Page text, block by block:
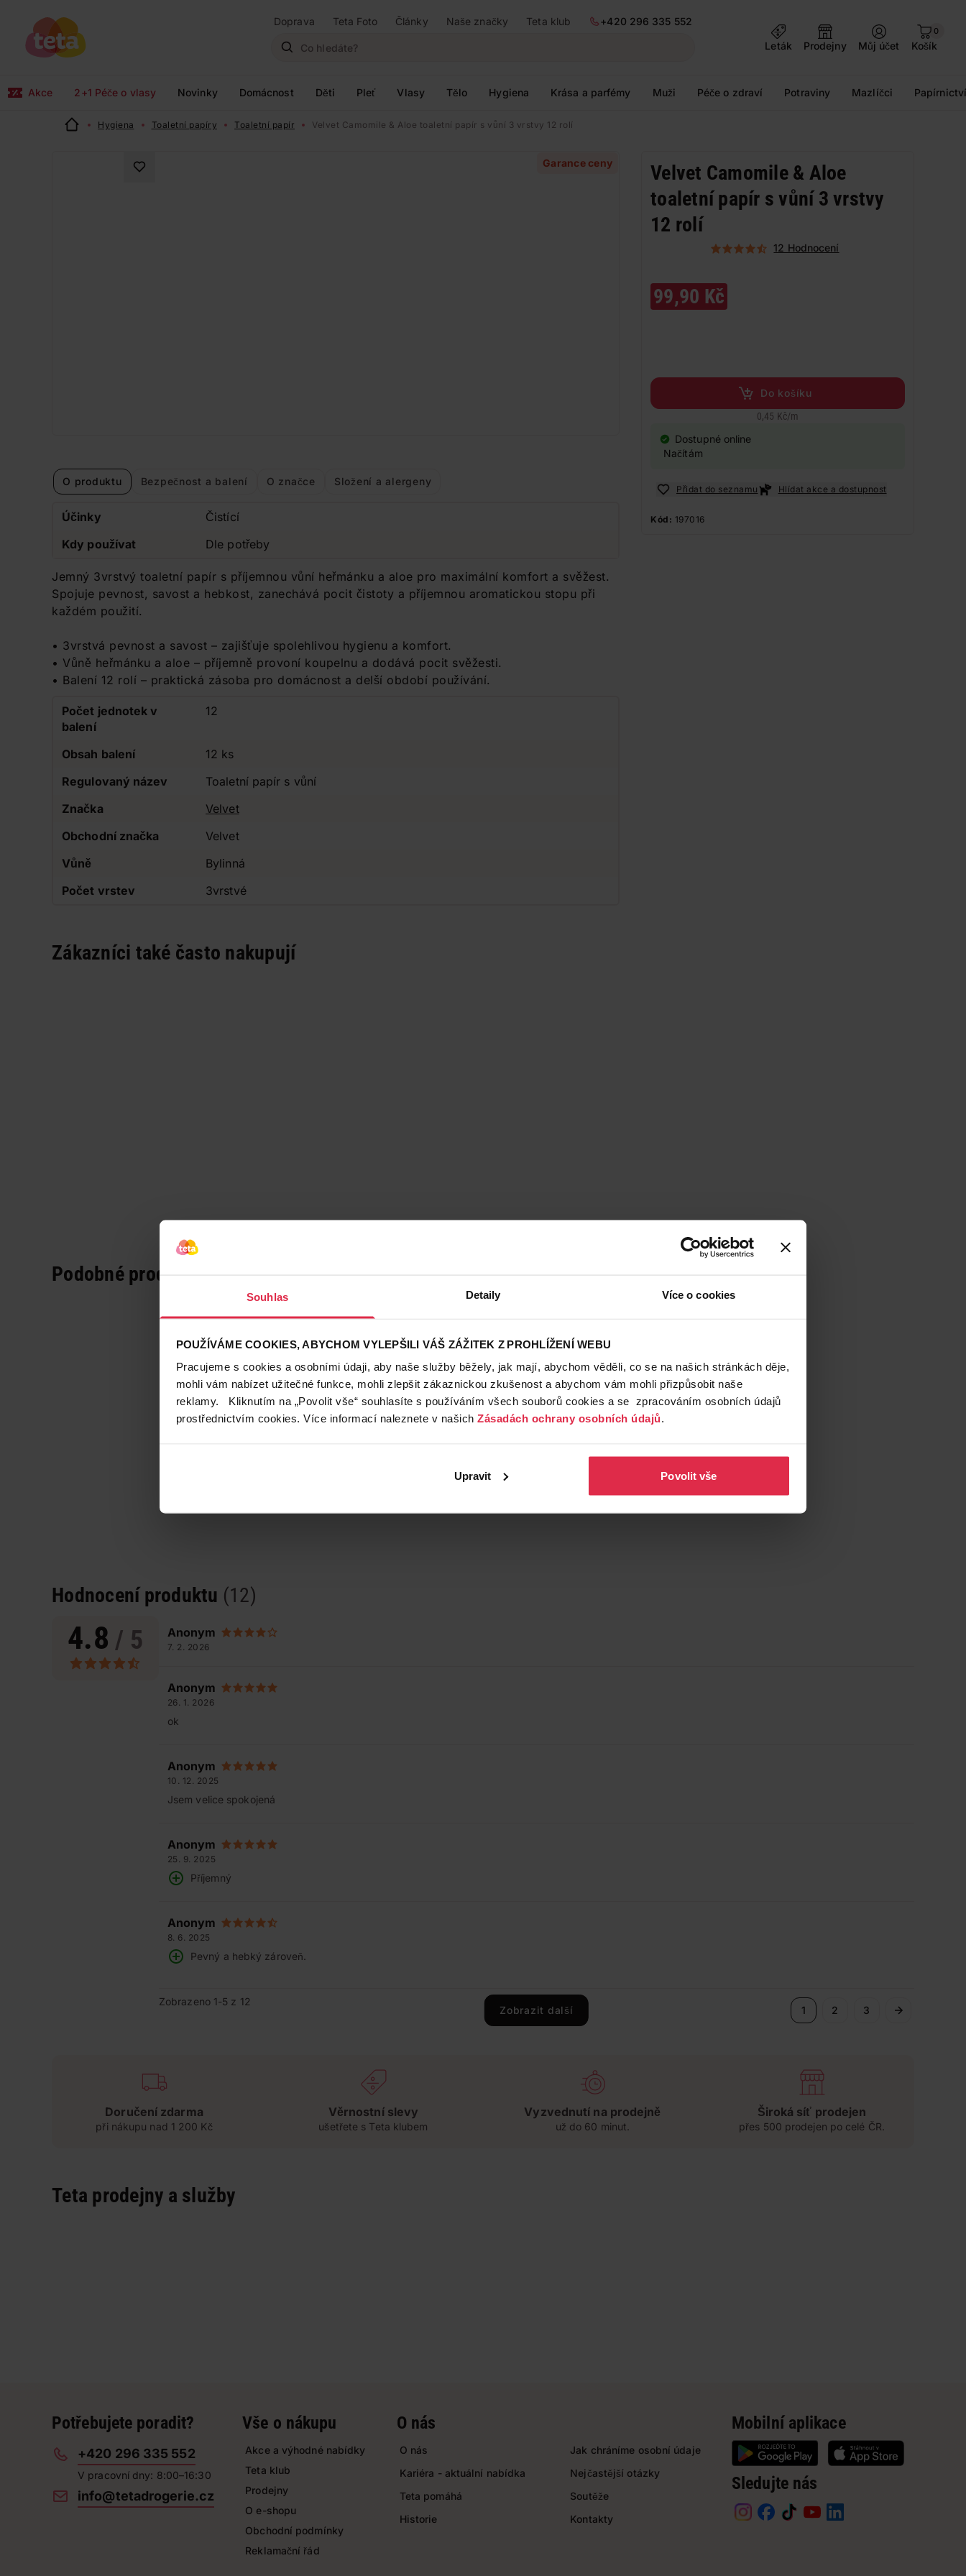
Souhlas Detaily Více o cookies
POUŽÍVÁME COOKIES, ABYCHOM VYLEPŠILI VÁŠ ZÁŽITEK Z PROHLÍŽENÍ WEBU
Pracujeme s cookies a osobními údaji, aby naše služby běžely, jak mají, abychom věděli, co se na našich stránkách děje,
mohli vám nabízet užitečné funkce, mohli zlepšit zákaznickou zkušenost a abychom vám mohli přizpůsobit naše
reklamy. Kliknutím na „Povolit vše“ souhlasíte s používáním všech souborů cookies a se zpracováním osobních údajů
prostřednictvím cookies. Více informací naleznete v našich Zásadách ochrany osobních údajů.
Upravit Povolit vše
Doprava Teta Foto Články Naše značky Teta klub
+420 296 335 552
Leták
Prodejny Můj účet
0
Košík
Akce 2+1 Péče o vlasy Novinky Domácnost Děti Pleť Vlasy Tělo Hygiena Krása a parfémy Muži Péče o zdraví Potraviny Mazlíčci
Hygiena Toaletní papíry Toaletní papír Velvet Camomile & Aloe toaletní papír s vůní 3 vrstvy 12 rolí
Garance ceny
O produktu Bezpečnost a balení O značce Složení a alergeny
Účinky
Čistící
Kdy používat
Dle potřeby
Jemný 3vrstvý toaletní papír s příjemnou vůní heřmánku a aloe pro maximální komfort a svěžest.
Spojuje pevnost, savost a hebkost, zanechává pocit čistoty a příjemnou aromatickou stopu při
každém použití.
• 3vrstvá pevnost a savost – zajišťuje spolehlivou hygienu a komfort.
• Vůně heřmánku a aloe – příjemně provoní koupelnu a dodává pocit svěžesti.
• Balení 12 rolí – praktická zásoba pro domácnost a delší období používání.
Počet jednotek v
balení
12
Obsah balení
12 ks
Regulovaný název
Toaletní papír s vůní
Značka
Velvet
Obchodní značka
Velvet
Vůně
Bylinná
Počet vrstev
3vrstvé
Velvet Camomile & Aloe
toaletní papír s vůní 3 vrstvy
12 rolí
12 Hodnocení
99,90 Kč
Do košíku
0,45 Kč/m
Dostupné online
Načítám
Přidat do seznamu Hlídat akce a dostupnost
Kód: 197016
Zákazníci také často nakupují
Podobné produkty
Hodnocení produktu (12)
4.8 / 5 Anonym
7. 2. 2026
Anonym
26. 1. 2026
ok
Anonym
10. 12. 2025
Jsem velice spokojená
Anonym
25. 9. 2025
Příjemný
Anonym
8. 6. 2025
Pevný a hebký zároveň.
Zobrazeno 1-5 z 12
Zobrazit další 1 2 3
Doručení zdarma
při nákupu nad 1 200 Kč
Věrnostní slevy
ušetřete s Teta klubem
Vyzvednutí na prodejně
už do 60 minut.
Široká síť prodejen
přes 500 prodejen po celé ČR.
Teta prodejny a služby
Potřebujete poradit?
+420 296 335 552
V pracovní dny: 8:00–16:30
info@tetadrogerie.cz
Vše o nákupu
Akce a výhodné nabídky
Teta klub
Prodejny
O e-shopu
Obchodní podmínky
Reklamační řád
O nás
O nás
Kariéra - aktuální nabídka
Teta pomáhá
Historie
Jak chráníme osobní údaje
Nejčastější otázky
Soutěže
Kontakty
Mobilní aplikace
Sledujte nás